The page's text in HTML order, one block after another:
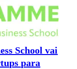
School vai
para